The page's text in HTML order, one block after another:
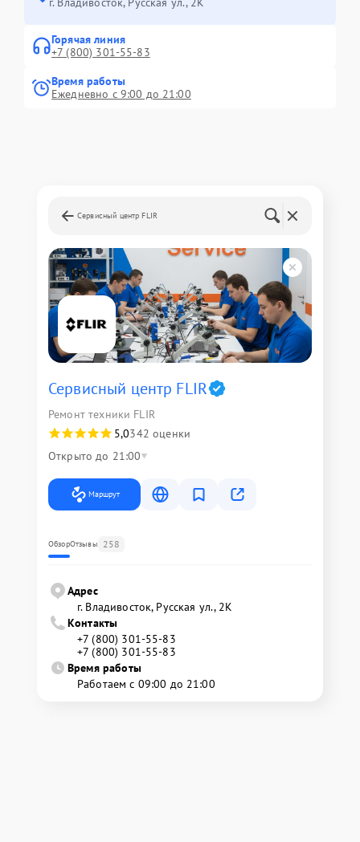
Горячая линия
+7 (800) 301-55-83
Время работы
Ежедневно с 9:00 до 21:00
Сервисный центр FLIR
Сервисный центр FLIR
Ремонт техники FLIR
5,0342 оценки
Открыто до 21:00
Маршрут
ОбзорОтзывы 258
Адрес
г. Владивосток, Русская ул., 2К
Контакты
+7 (800) 301-55-83
+7 (800) 301-55-83
Время работы
Работаем с 09:00 до 21:00